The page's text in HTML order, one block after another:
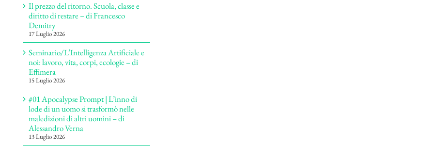
Il prezzo del ritorno. Scuola, classe e
diritto di restare – di Francesco
Demitry
17 Luglio 2026
Seminario/L’Intelligenza Artificiale e
noi: lavoro, vita, corpi, ecologie – di
Effimera
15 Luglio 2026
#01 Apocalypse Prompt | L’inno di
lode di un uomo si trasformò nelle
maledizioni di altri uomini – di
Alessandro Verna
13 Luglio 2026